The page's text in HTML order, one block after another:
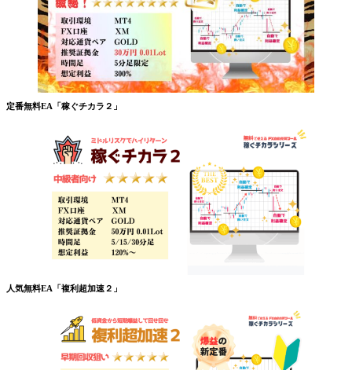
定番無料EA「稼ぐチカラ２」
人気無料EA「複利超加速２」